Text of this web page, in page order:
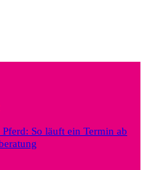
So läuft ein Termin ab